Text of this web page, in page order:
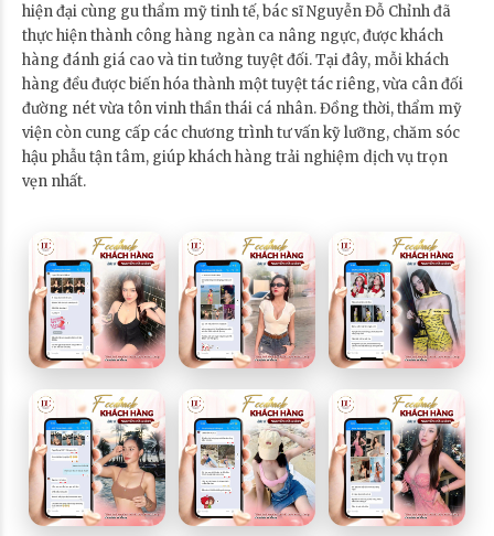
hiện đại cùng gu thẩm mỹ tinh tế, bác sĩ Nguyễn Đỗ Chỉnh đã
thực hiện thành công hàng ngàn ca nâng ngực, được khách
hàng đánh giá cao và tin tưởng tuyệt đối. Tại đây, mỗi khách
hàng đều được biến hóa thành một tuyệt tác riêng, vừa cân đối
đường nét vừa tôn vinh thần thái cá nhân. Đồng thời, thẩm mỹ
viện còn cung cấp các chương trình tư vấn kỹ lưỡng, chăm sóc
hậu phẫu tận tâm, giúp khách hàng trải nghiệm dịch vụ trọn
vẹn nhất.